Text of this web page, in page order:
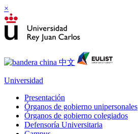
×
Universidad
Presentación
Órganos de gobierno unipersonales
Órganos de gobierno colegiados
Defensoría Universitaria